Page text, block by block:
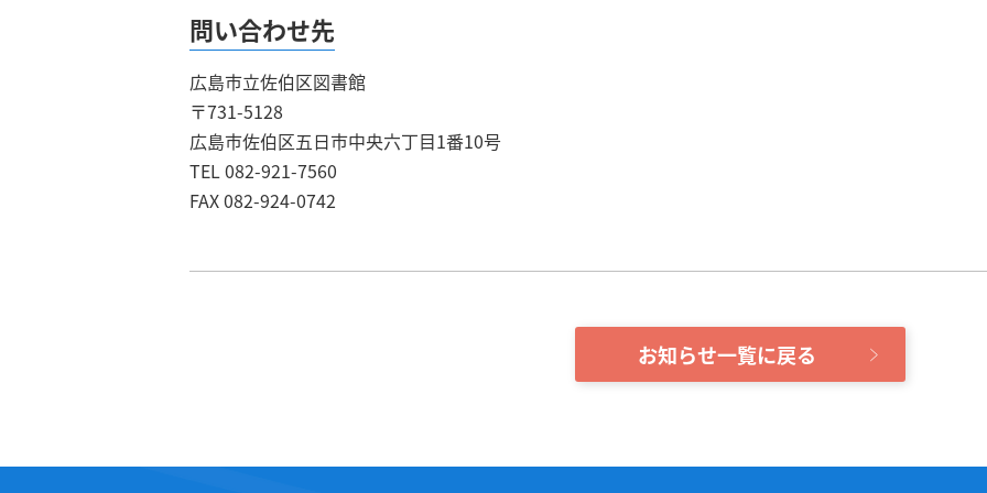
問い合わせ先
広島市立佐伯区図書館
〒731-5128
広島市佐伯区五日市中央六丁目1番10号
TEL 082-921-7560
FAX 082-924-0742
お知らせ一覧に戻る